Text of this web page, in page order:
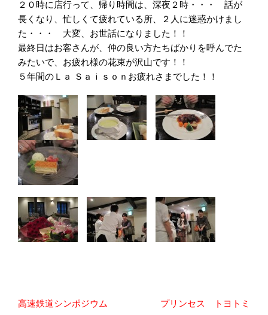
２０時に店行って、帰り時間は、深夜２時・・・ 話が
長くなり、忙しくて疲れている所、２人に迷惑かけまし
た・・・ 大変、お世話になりました！！
最終日はお客さんが、仲の良い方たちばかりを呼んでた
みたいで、お疲れ様の花束が沢山です！！
５年間のＬａ Ｓａｉｓｏｎお疲れさまでした！！
投高速鉄道シンポジウム プリンセス トヨトミ